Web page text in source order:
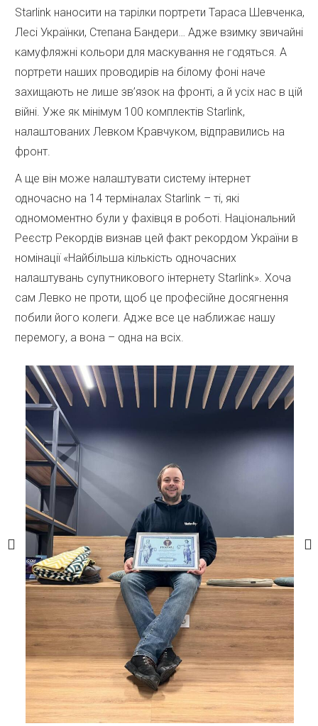
Starlink наносити на тарілки портрети Тараса Шевченка,
Лесі Українки, Степана Бандери… Адже взимку звичайні
камуфляжні кольори для маскування не годяться. А
портрети наших проводирів на білому фоні наче
захищають не лише зв’язок на фронті, а й усіх нас в цій
війні. Уже як мінімум 100 комплектів Starlink,
налаштованих Левком Кравчуком, відправились на
фронт.
А ще він може налаштувати систему інтернет
одночасно на 14 терміналах Starlink – ті, які
одномоментно були у фахівця в роботі. Національний
Реєстр Рекордів визнав цей факт рекордом України в
номінації «Найбільша кількість одночасних
налаштувань супутникового інтернету Starlink». Хоча
сам Левко не проти, щоб це професійне досягнення
побили його колеги. Адже все це наближає нашу
перемогу, а вона – одна на всіх.